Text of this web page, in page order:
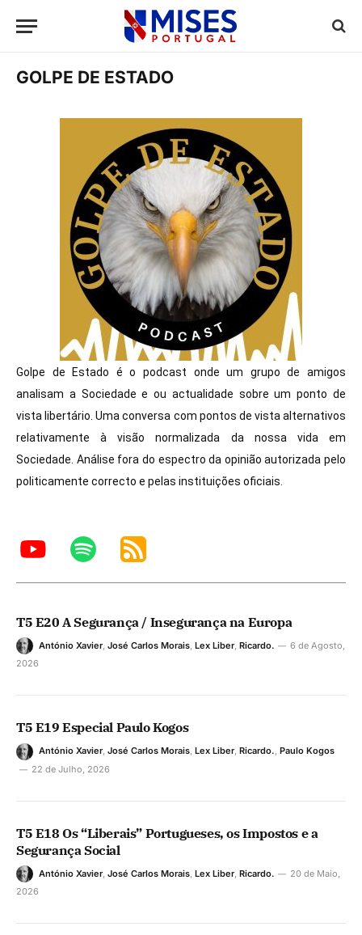
GOLPE DE ESTADO
Golpe de Estado é o podcast onde um grupo de amigos
analisam a Sociedade e ou actualidade sobre um ponto de
vista libertário. Uma conversa com pontos de vista alternativos
relativamente à visão normalizada da nossa vida em
Sociedade. Análise fora do espectro da opinião autorizada pelo
politicamente correcto e pelas instituições oficiais.
T5 E20 A Segurança / Insegurança na Europa
António Xavier, José Carlos Morais Lex Liber, Ricardo.
6 de Agosto,
2026
T5 E19 Especial Paulo Kogos
António Xavier, José Carlos Morais, Lex Liber, Ricardo., Paulo Kogos
22 de Julho, 2026
T5 E18 Os “Liberais” Portugueses, os Impostos e a
Segurança Social
António Xavier, José Carlos Morais Lex Liber, Ricardo.
20 de Maio,
2026